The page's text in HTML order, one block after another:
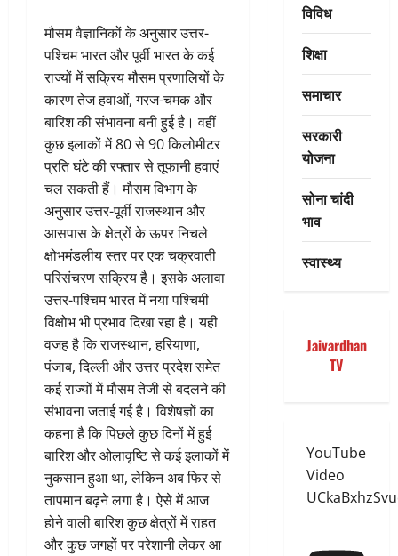
मौसम वैज्ञानिकों के अनुसार उत्तर-
पश्चिम भारत और पूर्वी भारत के कई
राज्यों में सक्रिय मौसम प्रणालियों के
कारण तेज हवाओं, गरज-चमक और
बारिश की संभावना बनी हुई है। वहीं
कुछ इलाकों में 80 से 90 किलोमीटर
प्रति घंटे की रफ्तार से तूफानी हवाएं
चल सकती हैं। मौसम विभाग के
अनुसार उत्तर-पूर्वी राजस्थान और
आसपास के क्षेत्रों के ऊपर निचले
क्षोभमंडलीय स्तर पर एक चक्रवाती
परिसंचरण सक्रिय है। इसके अलावा
उत्तर-पश्चिम भारत में नया पश्चिमी
विक्षोभ भी प्रभाव दिखा रहा है। यही
वजह है कि राजस्थान, हरियाणा,
पंजाब, दिल्ली और उत्तर प्रदेश समेत
कई राज्यों में मौसम तेजी से बदलने की
संभावना जताई गई है। विशेषज्ञों का
कहना है कि पिछले कुछ दिनों में हुई
बारिश और ओलावृष्टि से कई इलाकों में
नुकसान हुआ था, लेकिन अब फिर से
तापमान बढ़ने लगा है। ऐसे में आज
होने वाली बारिश कुछ क्षेत्रों में राहत
और कुछ जगहों पर परेशानी लेकर आ
विविध
शिक्षा
समाचार
सरकारी
योजना
सोना चांदी
भाव
स्वास्थ्य
Jaivardhan
TV
YouTube
Video